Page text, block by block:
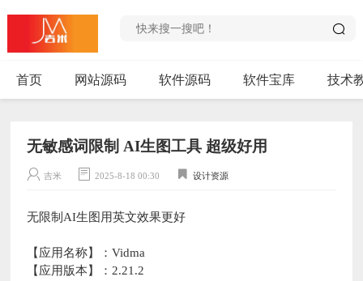
首页 网站源码 软件源码 软件宝库 技术
无敏感词限制 AI生图工具 超级好用
吉米 2025-8-18 00:30 设计资源
无限制AI生图用英文效果更好
【应用名称】：Vidma
【应用版本】：2.21.2